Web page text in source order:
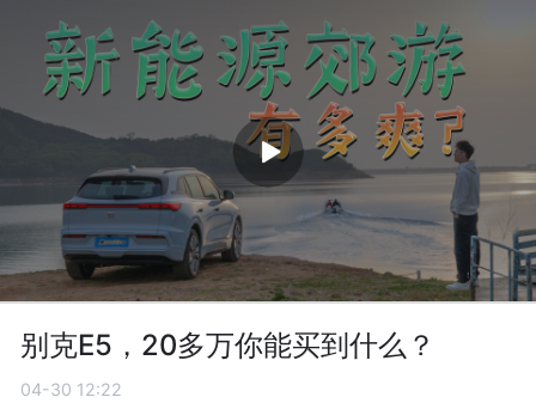
别克E5，20多万你能买到什么？
04-30 12:22